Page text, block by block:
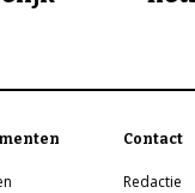
Contact
Redactie